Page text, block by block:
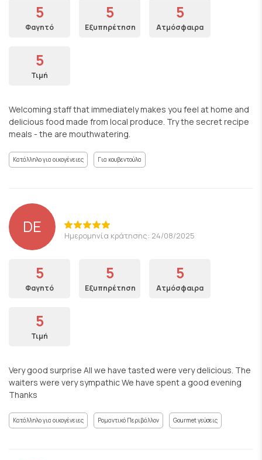
5
Φαγητό
5
Εξυπηρέτηση
5
Ατμόσφαιρα
5
Τιμή
Welcoming staff that immediately makes you feel at home and
delicious food made from local produce. Try the secret recipe
meals - the are mouthwatering.
Κατάλληλο για οικογένειες Για κουβεντούλα
DE Ημερομηνία κράτησης: 24/08/2025
5
Φαγητό
5
Εξυπηρέτηση
5
Ατμόσφαιρα
5
Τιμή
Very good surprise All we have tasted were very delicious. The
waiters were very sympathic We have spent a good evening
Thanks
Κατάλληλο για οικογένειες Ρομαντικό Περιβάλλον Gourmet γεύσεις